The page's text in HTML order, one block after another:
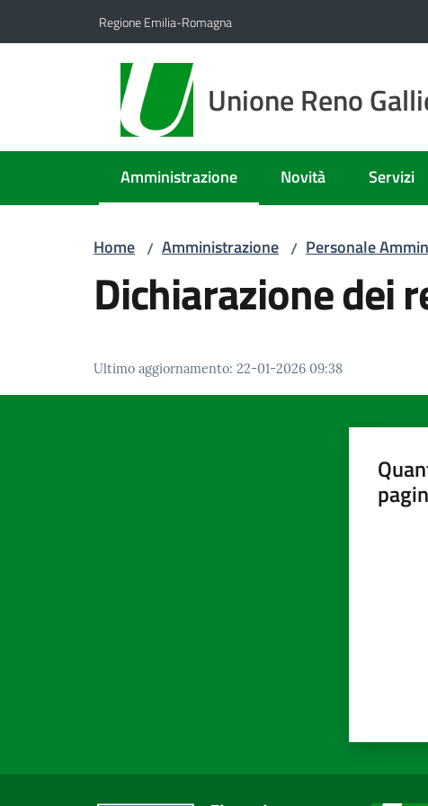
Regione Emilia-Romagna
Unione Reno
Amministrazione
Menu selezionato Novità Servizi
Home / Amministrazione / Personale
Dichiarazione dei
Ultimo aggiornamento: 22-01-2026 09:38